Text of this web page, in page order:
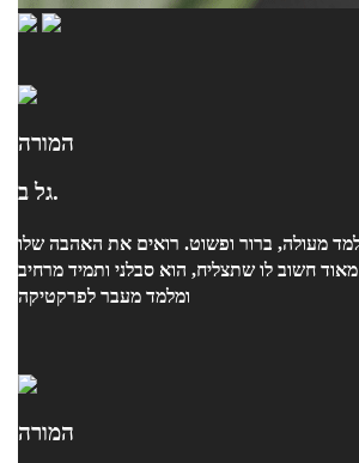
המורה
גל ב.
ממליץ בחום על גל! מלמד מעולה, ברור ופשוט. רואים את האהבה שלו
למקצוע וללימוד. מאוד חשוב לו שתצליח, הוא סבלני ותמיד מרחיב
ומלמד מעבר לפרקטיקה
המורה